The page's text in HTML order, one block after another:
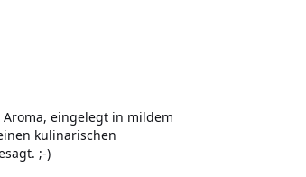
eingelegt in mildem
kulinarischen
;-)